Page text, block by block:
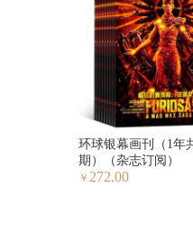
环球银幕画刊（1年
期）（杂志订阅）
￥ 272.00